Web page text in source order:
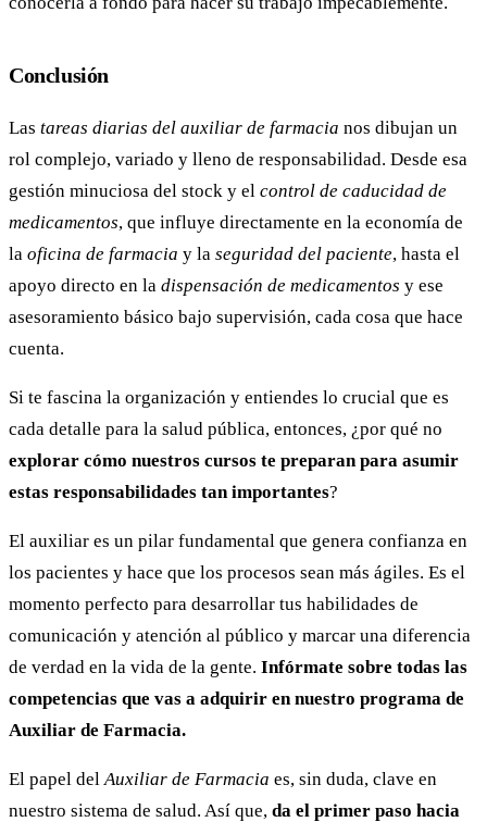
Conclusión
Las tareas diarias del auxiliar de farmacia nos dibujan un
rol complejo, variado y lleno de responsabilidad. Desde esa
gestión minuciosa del stock y el control de caducidad de
medicamentos, que influye directamente en la economía de
la oficina de farmacia y la seguridad del paciente, hasta el
apoyo directo en la dispensación de medicamentos y ese
asesoramiento básico bajo supervisión, cada cosa que hace
cuenta.
Si te fascina la organización y entiendes lo crucial que es
cada detalle para la salud pública, entonces, ¿por qué no
explorar cómo nuestros cursos te preparan para asumir
estas responsabilidades tan importantes?
El auxiliar es un pilar fundamental que genera confianza en
los pacientes y hace que los procesos sean más ágiles. Es el
momento perfecto para desarrollar tus habilidades de
comunicación y atención al público y marcar una diferencia
de verdad en la vida de la gente. Infórmate sobre todas las
competencias que vas a adquirir en nuestro programa de
Auxiliar de Farmacia.
El papel delAuxiliar de Farmacia es, sin duda, clave en
nuestro sistema de salud. Así que, da el primer paso hacia